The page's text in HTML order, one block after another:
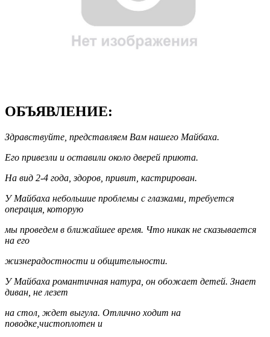
ОБЪЯВЛЕНИЕ:
Здравствуйте, представляем Вам нашего Майбаха.
Его привезли и оставили около дверей приюта.
На вид 2-4 года, здоров, привит, кастрирован.
У Майбаха небольшие проблемы с глазками, требуется
операция, которую
мы проведем в ближайшее время. Что никак не сказывается
на его
жизнерадостности и общительности.
У Майбаха романтичная натура, он обожает детей. Знает
диван, не лезет
на стол, ждет выгула. Отлично ходит на
поводке,чистоплотен и